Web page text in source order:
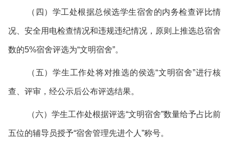
（四）学工处根据总候选学生宿舍的内务检查评比情
况、安全用电检查情况和违规违纪情况，原则上推选总宿舍
数的5%宿舍评选为“文明宿舍”。
（五）学生工作处将对推选的侯选“文明宿舍”进行核
查、评审，经公示后公布评选结果。
（六）学生工作处根据评选“文明宿舍”数量给予占比前
五位的辅导员授予“宿舍管理先进个人”称号。